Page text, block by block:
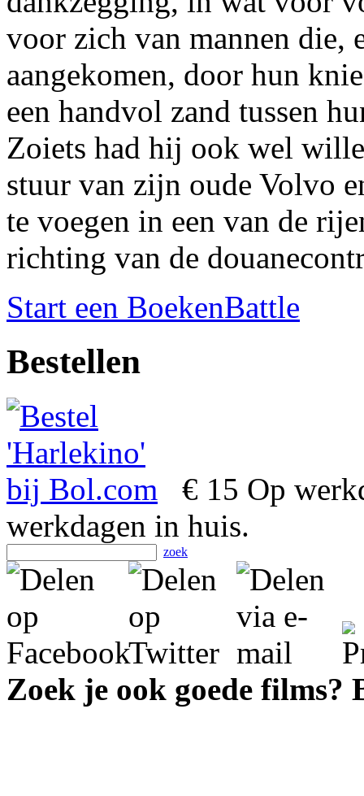
voor zich van mannen die,
aangekomen, door hun
een handvol zand tussen
Zoiets had hij ook wel
stuur van zijn oude Volvo
te voegen in een van de
richting van de
Start een BoekenBattle
Bestellen
€ 15 Op
werkdagen in huis.
zoek
Zoek je ook goede films?